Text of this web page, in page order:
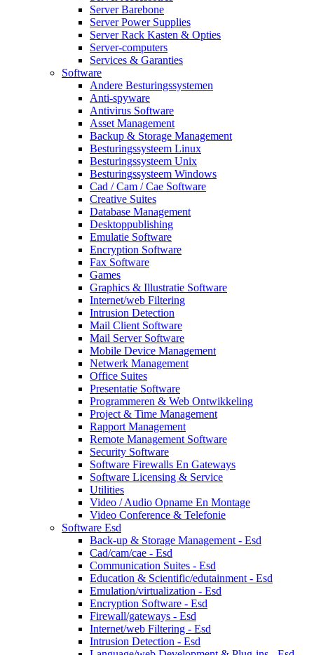
Server Barebone
Server Power Supplies
Server Rack Kasten & Opties
Server-computers
Services & Garanties
Software
Andere Besturingssystemen
Anti-spyware
Antivirus Software
Asset Management
Backup & Storage Management
Besturingssysteem Linux
Besturingssysteem Unix
Besturingssysteem Windows
Cad / Cam / Cae Software
Creative Suites
Database Management
Desktoppublishing
Emulatie Software
Encryption Software
Fax Software
Games
Graphics & Illustratie Software
Internet/web Filtering
Intrusion Detection
Mail Client Software
Mail Server Software
Mobile Device Management
Netwerk Management
Office Suites
Presentatie Software
Programmeren & Web Ontwikkeling
Project & Time Management
Rapport Management
Remote Management Software
Security Software
Software Firewalls En Gateways
Software Licensing & Service
Utilities
Video / Audio Opname En Montage
Video Conference & Telefonie
Software Esd
Back-up & Storage Management - Esd
Cad/cam/cae - Esd
Communication Suites - Esd
Education & Scientific/edutainment - Esd
Emulation/virtualization - Esd
Encryption Software - Esd
Firewall/gateways - Esd
Internet/web Filtering - Esd
Intrusion Detection - Esd